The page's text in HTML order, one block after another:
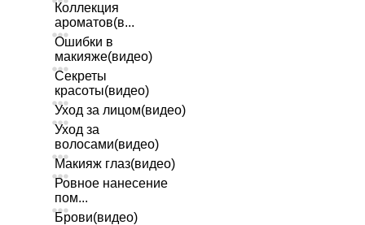
Коллекция
ароматов(в...
Ошибки в
макияже(видео)
Секреты
красоты(видео)
Уход за лицом(видео)
Уход за
волосами(видео)
Макияж глаз(видео)
Ровное нанесение
пом...
Брови(видео)